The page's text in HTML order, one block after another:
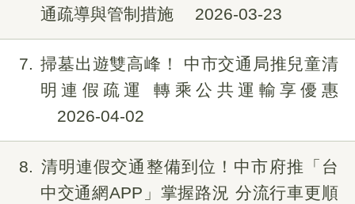
通疏導與管制措施
2026-03-23
7
掃墓出遊雙高峰！ 中市交通局推兒童清
明連假疏運 轉乘公共運輸享優惠
2026-04-02
8
清明連假交通整備到位！中市府推「台
中交通網APP」掌握路況 分流行車更順